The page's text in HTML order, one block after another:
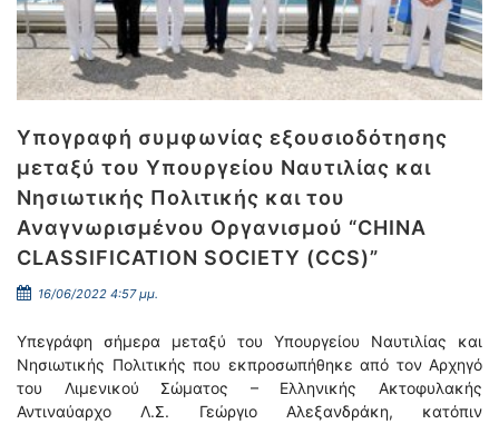
Υπογραφή συμφωνίας εξουσιοδότησης
μεταξύ του Υπουργείου Ναυτιλίας και
Νησιωτικής Πολιτικής και του
Αναγνωρισμένου Οργανισμού “CHINA
CLASSIFICATION SOCIETY (CCS)”
16/06/2022 4:57 μμ.
Υπεγράφη σήμερα μεταξύ του Υπουργείου Ναυτιλίας και
Νησιωτικής Πολιτικής που εκπροσωπήθηκε από τον Αρχηγό
του Λιμενικού Σώματος – Ελληνικής Ακτοφυλακής
Αντιναύαρχο Λ.Σ. Γεώργιο Αλεξανδράκη, κατόπιν